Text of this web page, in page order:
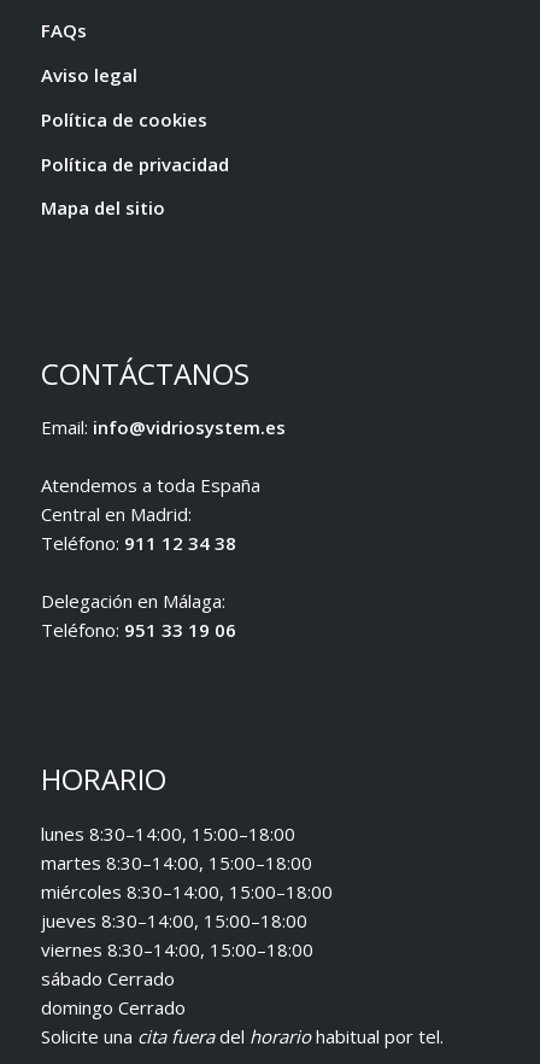
FAQs
Aviso legal
Política de cookies
Política de privacidad
Mapa del sitio
CONTÁCTANOS
Email: info@vidriosystem.es
Atendemos a toda España
Central en Madrid:
Teléfono: 911 12 34 38
Delegación en Málaga:
Teléfono: 951 33 19 06
HORARIO
lunes 8:30–14:00, 15:00–18:00
martes 8:30–14:00, 15:00–18:00
miércoles 8:30–14:00, 15:00–18:00
jueves 8:30–14:00, 15:00–18:00
viernes 8:30–14:00, 15:00–18:00
sábado Cerrado
domingo Cerrado
Solicite una cita fueradel horariohabitual por tel.